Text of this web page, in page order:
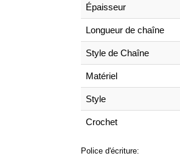
Épaisseur
Longueur de chaîne
Style de Chaîne
Matériel
Style
Crochet
Police d'écriture: